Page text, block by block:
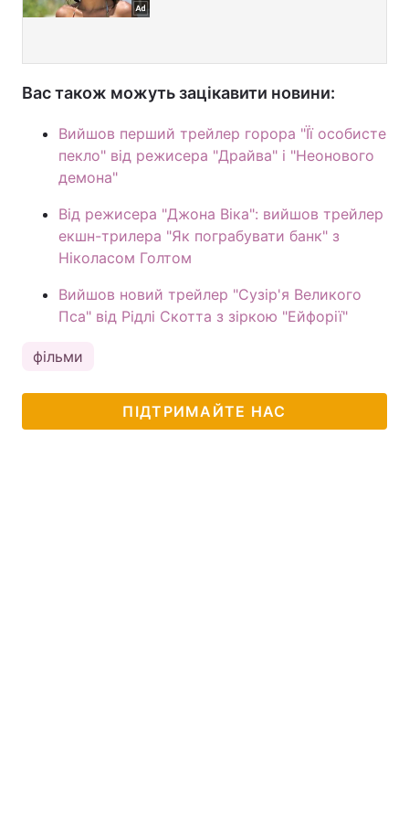
Вас також можуть зацікавити новини:
Вийшов перший трейлер горора "Її особисте
пекло" від режисера "Драйва" і "Неонового
демона"
Від режисера "Джона Віка": вийшов трейлер
екшн-трилера "Як пограбувати банк" з
Ніколасом Голтом
Вийшов новий трейлер "Сузір'я Великого
Пса" від Рідлі Скотта з зіркою "Ейфорії"
фільми
ПІДТРИМАЙТЕ НАС